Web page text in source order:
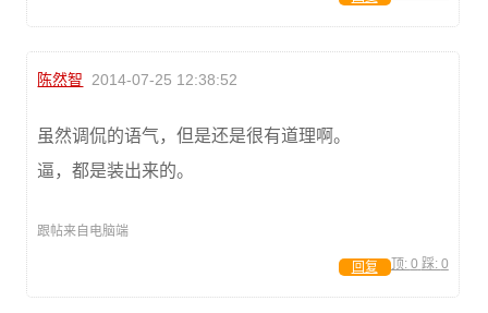
陈然智 2014-07-25 12:38:52
虽然调侃的语气，但是还是很有道理啊。
逼，都是装出来的。
跟帖来自电脑端
顶: 0 踩: 0
回复